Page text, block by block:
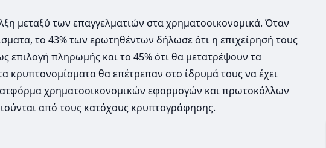
μεταξύ των επαγγελματιών στα χρηματοοικονομικά. Όταν
το 43% των ερωτηθέντων δήλωσε ότι η επιχείρησή τους
επιλογή πληρωμής και το 45% ότι θα μετατρέψουν τα
κρυπτονομίσματα θα επέτρεπαν στο ίδρυμά τους να έχει
χρηματοοικονομικών εφαρμογών και πρωτοκόλλων
από τους κατόχους κρυπτογράφησης.